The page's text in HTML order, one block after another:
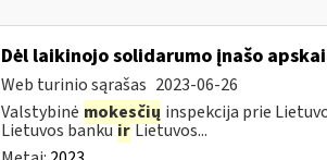
Dėl laikinojo solidarumo įnašo
Web turinio sąrašas 2023-06-26
Valstybinė mokesčių inspekcija prie
Lietuvos bankuirLietuvos...